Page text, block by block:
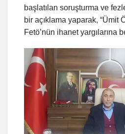
başlatılan soruşturma ve
bir açıklama yaparak, “Ümit
Fetö’nün ihanet yargılarına